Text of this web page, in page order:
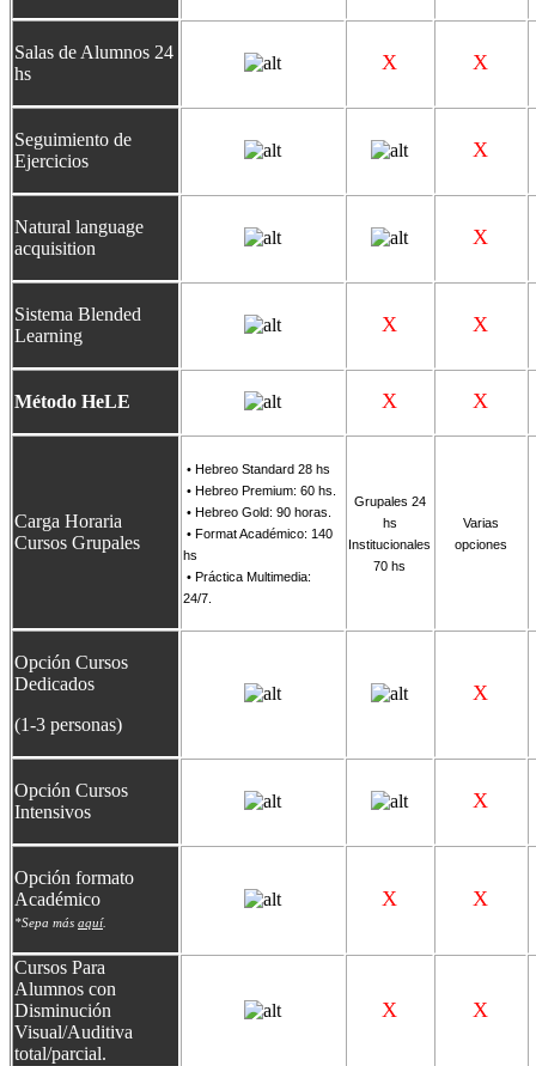
Salas de Alumnos 24
hs
X X
Seguimiento de
Ejercicios
X
Natural language
acquisition
X
Sistema Blended
Learning
X X
Método HeLE X X
Carga Horaria
Cursos Grupales
• Hebreo Standard 28 hs
• Hebreo Premium: 60 hs.
• Hebreo Gold: 90 horas.
• Format Académico: 140
hs
• Práctica Multimedia:
24/7.
Grupales 24
hs
Institucionales
70 hs
Varias
opciones
Opción Cursos
Dedicados
(1-3 personas)
X
Opción Cursos
Intensivos
X
Opción formato
Académico
*Sepa más aquí.
X X
Cursos Para
Alumnos con
Disminución
Visual/Auditiva
total/parcial.
X X